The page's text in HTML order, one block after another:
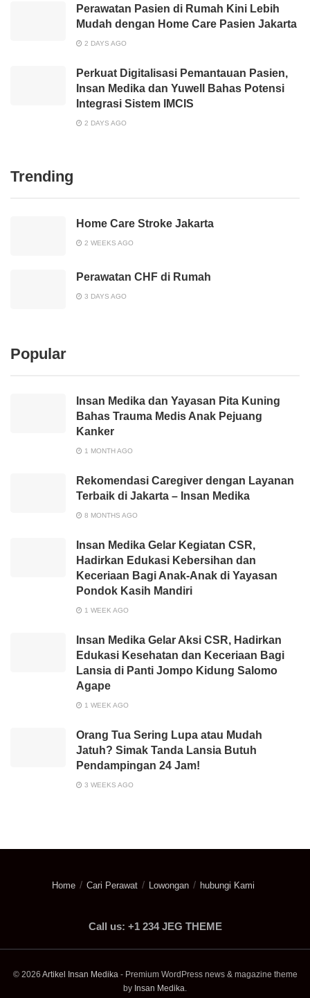
Perawatan Pasien di Rumah Kini Lebih
Mudah dengan Home Care Pasien Jakarta
2 DAYS AGO
Perkuat Digitalisasi Pemantauan Pasien,
Insan Medika dan Yuwell Bahas Potensi
Integrasi Sistem IMCIS
2 DAYS AGO
Trending
Home Care Stroke Jakarta
2 WEEKS AGO
Perawatan CHF di Rumah
3 DAYS AGO
Popular
Insan Medika dan Yayasan Pita Kuning
Bahas Trauma Medis Anak Pejuang
Kanker
1 MONTH AGO
Rekomendasi Caregiver dengan Layanan
Terbaik di Jakarta – Insan Medika
8 MONTHS AGO
Insan Medika Gelar Kegiatan CSR,
Hadirkan Edukasi Kebersihan dan
Keceriaan Bagi Anak-Anak di Yayasan
Pondok Kasih Mandiri
1 WEEK AGO
Insan Medika Gelar Aksi CSR, Hadirkan
Edukasi Kesehatan dan Keceriaan Bagi
Lansia di Panti Jompo Kidung Salomo
Agape
1 WEEK AGO
Orang Tua Sering Lupa atau Mudah
Jatuh? Simak Tanda Lansia Butuh
Pendampingan 24 Jam!
3 WEEKS AGO
Home Cari Perawat Lowongan hubungi Kami
Call us: +1 234 JEG THEME
© 2026 Artikel Insan Medika- Premium WordPress news & magazine theme
by Insan Medika.